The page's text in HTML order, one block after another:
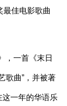
最佳电影歌曲
一首《末日
歌曲”，并被著
这一年的华语乐